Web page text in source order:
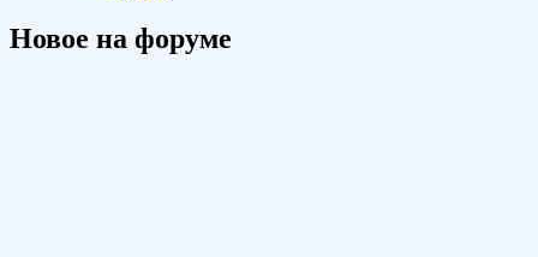
Новое на форуме